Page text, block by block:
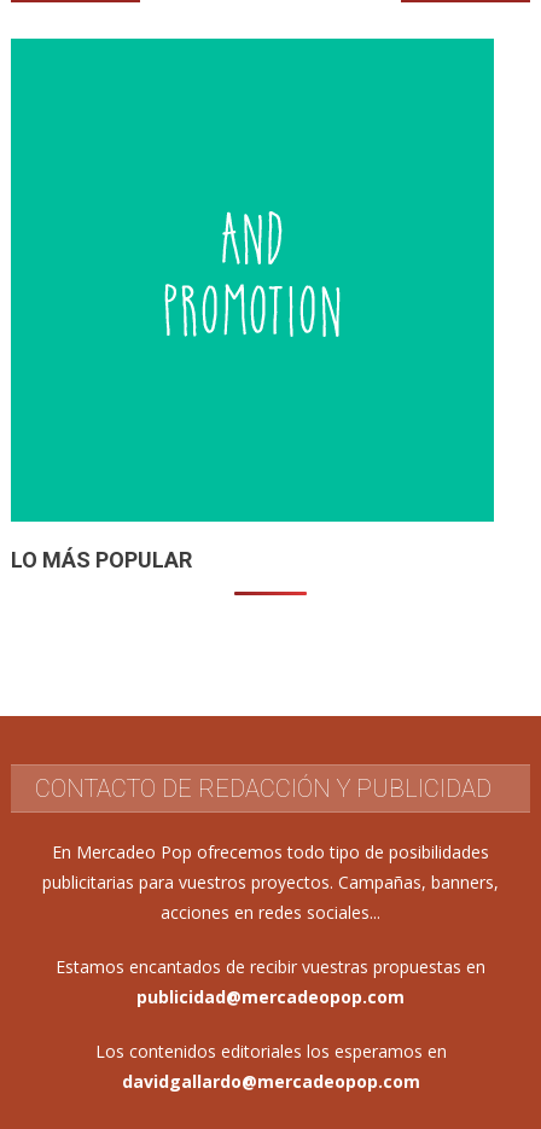
LO MÁS POPULAR
CONTACTO DE REDACCIÓN Y PUBLICIDAD
En Mercadeo Pop ofrecemos todo tipo de posibilidades
publicitarias para vuestros proyectos. Campañas, banners,
acciones en redes sociales...
Estamos encantados de recibir vuestras propuestas en
publicidad@mercadeopop.com
Los contenidos editoriales los esperamos en
davidgallardo@mercadeopop.com